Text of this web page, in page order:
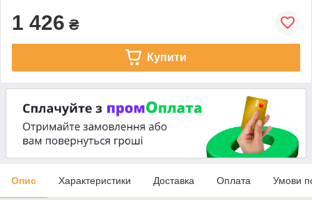
1 426 ₴
Купити
Опис Характеристики Доставка Оплата Умови